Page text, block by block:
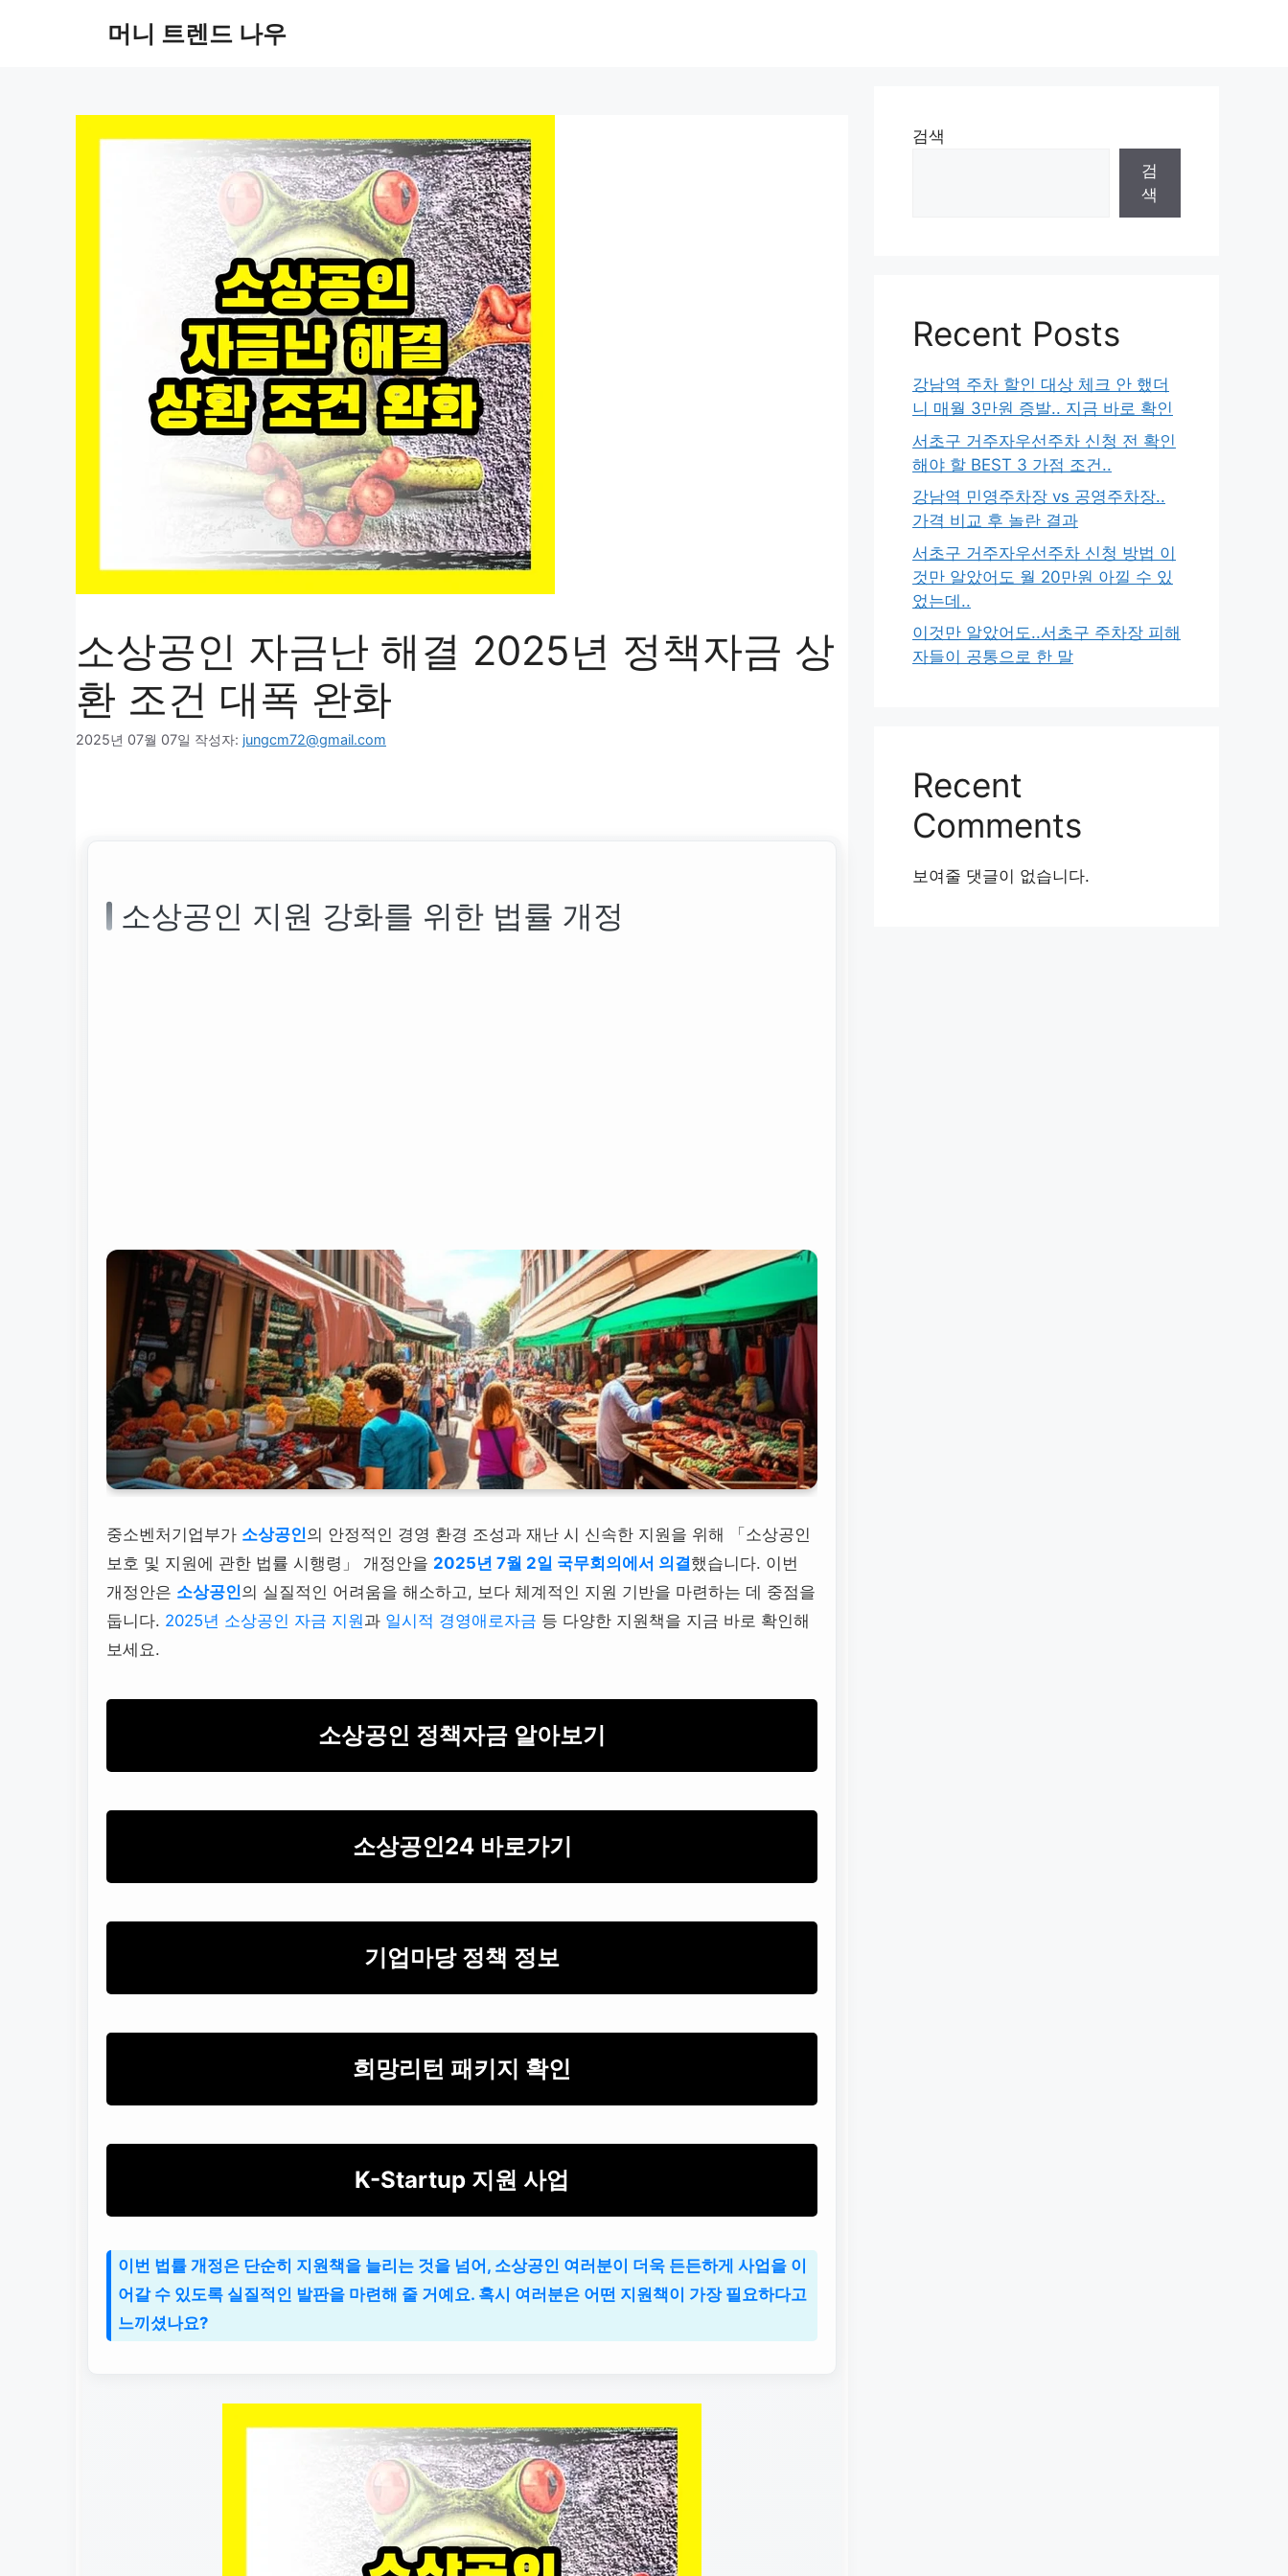
머니 트렌드 나우
소상공인 자금난 해결 2025년 정책자금 상
환 조건 대폭 완화
2025년 07월 07일 작성자: jungcm72@gmail.com
소상공인 지원 강화를 위한 법률 개정
중소벤처기업부가 소상공인의 안정적인 경영 환경 조성과 재난 시 신속한 지원을 위해 「소상공인
보호 및 지원에 관한 법률 시행령」 개정안을 2025년 7월 2일 국무회의에서 의결했습니다. 이번
개정안은 소상공인의 실질적인 어려움을 해소하고, 보다 체계적인 지원 기반을 마련하는 데 중점을
둡니다. 2025년 소상공인 자금 지원과 일시적 경영애로자금 등 다양한 지원책을 지금 바로 확인해
보세요.
소상공인 정책자금 알아보기
소상공인24 바로가기
기업마당 정책 정보
희망리턴 패키지 확인
K-Startup 지원 사업
이번 법률 개정은 단순히 지원책을 늘리는 것을 넘어, 소상공인 여러분이 더욱 든든하게 사업을 이
어갈 수 있도록 실질적인 발판을 마련해 줄 거예요. 혹시 여러분은 어떤 지원책이 가장 필요하다고
느끼셨나요?
검색
검
색
Recent Posts
강남역 주차 할인 대상 체크 안 했더
니 매월 3만원 증발.. 지금 바로 확인
서초구 거주자우선주차 신청 전 확인
해야 할 BEST 3 가점 조건..
강남역 민영주차장 vs 공영주차장..
가격 비교 후 놀란 결과
서초구 거주자우선주차 신청 방법 이
것만 알았어도 월 20만원 아낄 수 있
었는데..
이것만 알았어도..서초구 주차장 피해
자들이 공통으로 한 말
Recent
Comments
보여줄 댓글이 없습니다.